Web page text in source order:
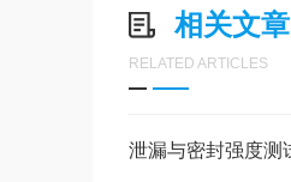
相关文章
RELATED ARTICLES